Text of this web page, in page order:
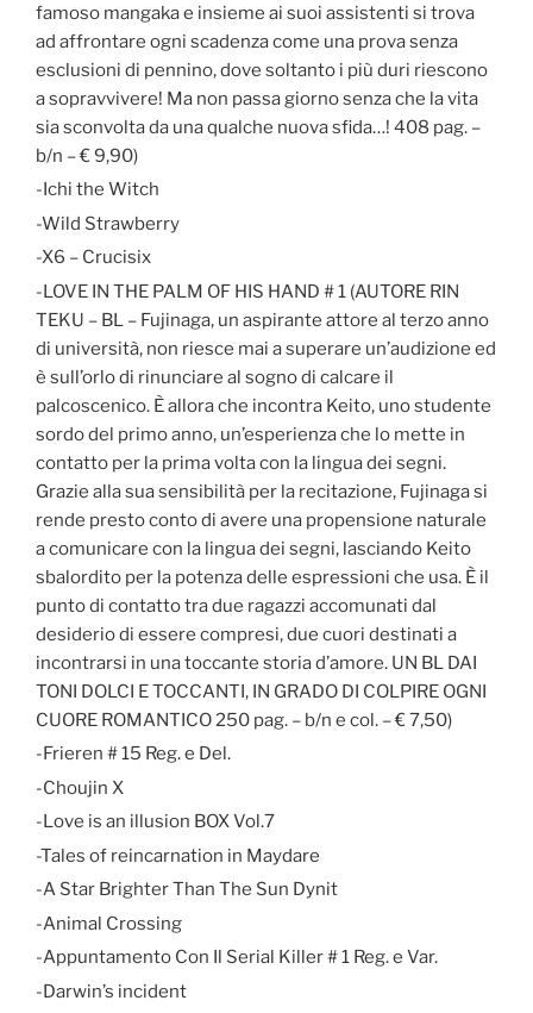
famoso mangaka e insieme ai suoi assistenti si trova
ad affrontare ogni scadenza come una prova senza
esclusioni di pennino, dove soltanto i più duri riescono
a sopravvivere! Ma non passa giorno senza che la vita
sia sconvolta da una qualche nuova sfida…! 408 pag. –
b/n – € 9,90)
-Ichi the Witch
-Wild Strawberry
-X6 – Crucisix
-LOVE IN THE PALM OF HIS HAND # 1 (AUTORE RIN
TEKU – BL – Fujinaga, un aspirante attore al terzo anno
di università, non riesce mai a superare un’audizione ed
è sull’orlo di rinunciare al sogno di calcare il
palcoscenico. È allora che incontra Keito, uno studente
sordo del primo anno, un’esperienza che lo mette in
contatto per la prima volta con la lingua dei segni.
Grazie alla sua sensibilità per la recitazione, Fujinaga si
rende presto conto di avere una propensione naturale
a comunicare con la lingua dei segni, lasciando Keito
sbalordito per la potenza delle espressioni che usa. È il
punto di contatto tra due ragazzi accomunati dal
desiderio di essere compresi, due cuori destinati a
incontrarsi in una toccante storia d’amore. UN BL DAI
TONI DOLCI E TOCCANTI, IN GRADO DI COLPIRE OGNI
CUORE ROMANTICO 250 pag. – b/n e col. – € 7,50)
-Frieren # 15 Reg. e Del.
-Choujin X
-Love is an illusion BOX Vol.7
-Tales of reincarnation in Maydare
-A Star Brighter Than The Sun Dynit
-Animal Crossing
-Appuntamento Con Il Serial Killer # 1 Reg. e Var.
-Darwin’s incident